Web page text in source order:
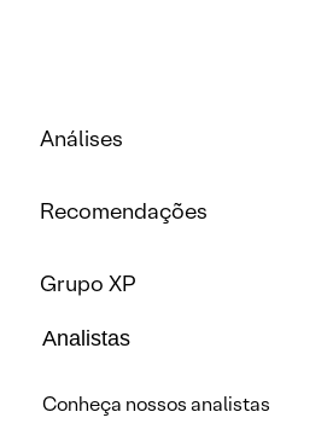
Análises
Recomendações
Grupo XP
Analistas
Conheça nossos analistas